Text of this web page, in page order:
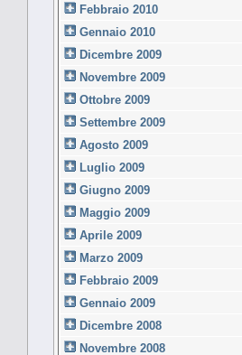
Febbraio 2010
Gennaio 2010
Dicembre 2009
Novembre 2009
Ottobre 2009
Settembre 2009
Agosto 2009
Luglio 2009
Giugno 2009
Maggio 2009
Aprile 2009
Marzo 2009
Febbraio 2009
Gennaio 2009
Dicembre 2008
Novembre 2008